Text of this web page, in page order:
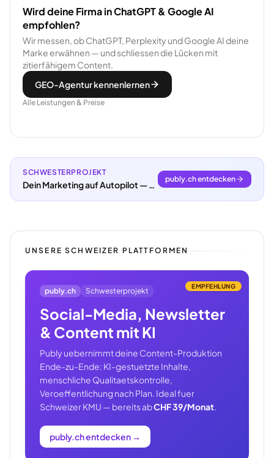
Wird deine Firma in ChatGPT & Google AI
empfohlen?
Wir messen, ob ChatGPT, Perplexity und Google AI deine
Marke erwähnen — und schliessen die Lücken mit
zitierfähigem Content.
GEO-Agentur kennenlernen
Alle Leistungen & Preise
SCHWESTERPROJEKT
Dein Marketing auf Autopilot — mit KI und publy.ch
publy.ch entdecken
UNSERE SCHWEIZER PLATTFORMEN
EMPFEHLUNG
publy.ch Schwesterprojekt
Social-Media, Newsletter
& Content mit KI
Publy uebernimmt deine Content-Produktion
Ende-zu-Ende: KI-gestuetzte Inhalte,
menschliche Qualitaetskontrolle,
Veroeffentlichung nach Plan. Ideal fuer
Schweizer KMU — bereits abCHF 39/Monat.
publy.ch entdecken →